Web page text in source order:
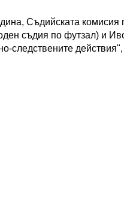
Съдийската
съдия по футзал) и
следствените действия",